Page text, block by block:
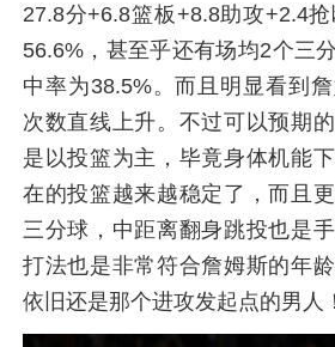
27.8分+6.8篮板+8.8助攻+2.4
56.6%，甚至乎还有场均2个三
中率为38.5%。而且明显看到
次数直线上升。不过可以预期
是以投篮为主，毕竟身体机能
在的投篮越来越稳定了，而且
三分球，中距离翻身跳投也是
打法也是非常符合詹姆斯的年
依旧还是那个进攻发起点的男人！